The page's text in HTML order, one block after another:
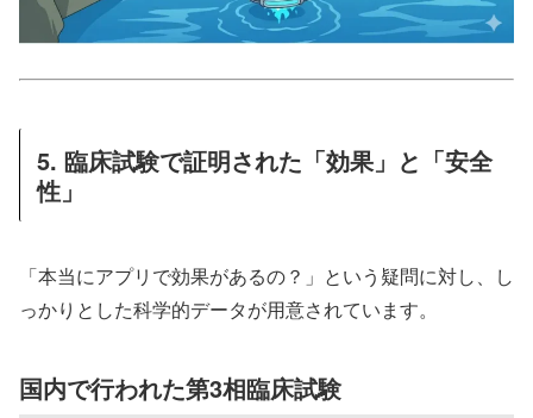
5. 臨床試験で証明された「効果」と「安全
性」
「本当にアプリで効果があるの？」という疑問に対し、し
っかりとした科学的データが用意されています。
国内で行われた第3相臨床試験